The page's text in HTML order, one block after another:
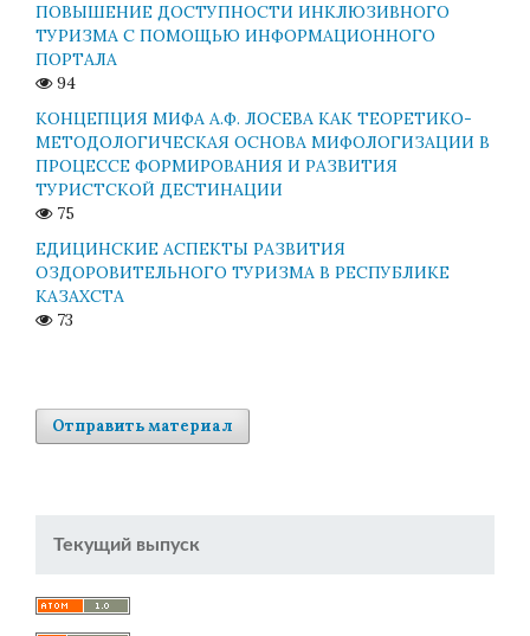
ПОВЫШЕНИЕ ДОСТУПНОСТИ ИНКЛЮЗИВНОГО
ТУРИЗМА С ПОМОЩЬЮ ИНФОРМАЦИОННОГО
ПОРТАЛА
94
КОНЦЕПЦИЯ МИФА А.Ф. ЛОСЕВА КАК ТЕОРЕТИКО-
МЕТОДОЛОГИЧЕСКАЯ ОСНОВА МИФОЛОГИЗАЦИИ В
ПРОЦЕССЕ ФОРМИРОВАНИЯ И РАЗВИТИЯ
ТУРИСТСКОЙ ДЕСТИНАЦИИ
75
ЕДИЦИНСКИЕ АСПЕКТЫ РАЗВИТИЯ
ОЗДОРОВИТЕЛЬНОГО ТУРИЗМА В РЕСПУБЛИКЕ
КАЗАХСТА
73
Отправить материал
Текущий выпуск